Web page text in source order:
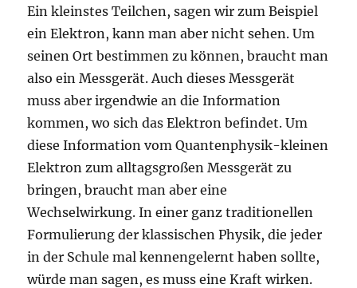
Ein kleinstes Teilchen, sagen wir zum Beispiel
ein Elektron, kann man aber nicht sehen. Um
seinen Ort bestimmen zu können, braucht man
also ein Messgerät. Auch dieses Messgerät
muss aber irgendwie an die Information
kommen, wo sich das Elektron befindet. Um
diese Information vom Quantenphysik-kleinen
Elektron zum alltagsgroßen Messgerät zu
bringen, braucht man aber eine
Wechselwirkung. In einer ganz traditionellen
Formulierung der klassischen Physik, die jeder
in der Schule mal kennengelernt haben sollte,
würde man sagen, es muss eine Kraft wirken.